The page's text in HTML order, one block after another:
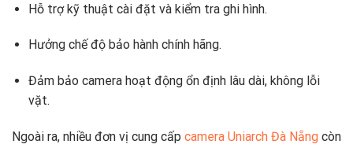
Hỗ trợkỹ thuật cài đặt và kiểm tra ghi hình.
Hưởng chếđộ bảo hành chính hãng.
Đảm bảo camera hoạt động ổn định lâu dài, không lỗi
vặt.
Ngoài ra, nhiều đơn vị cung cấp camera Uniarch Đà Nẵng còn